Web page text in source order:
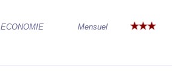
ECONOMIE Mensuel